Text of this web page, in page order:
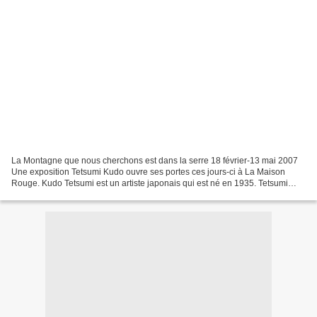
La Montagne que nous cherchons est dans la serre 18 février-13 mai 2007
Une exposition Tetsumi Kudo ouvre ses portes ces jours-ci à La Maison
Rouge. Kudo Tetsumi est un artiste japonais qui est né en 1935. Tetsumi